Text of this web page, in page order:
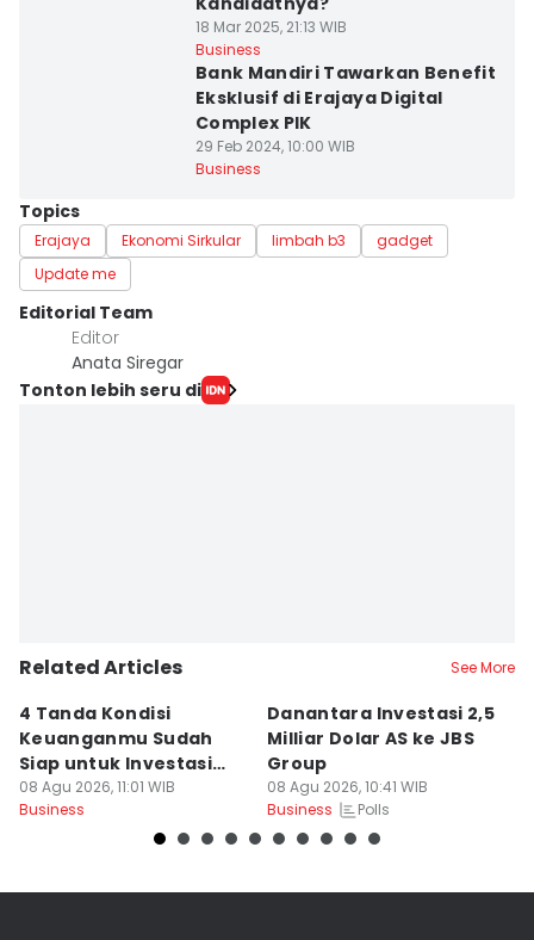
18 Mar 2025, 21:13 WIB
Business
Bank Mandiri Tawarkan Benefit
Eksklusif di Erajaya Digital
Complex PIK
29 Feb 2024, 10:00 WIB
Business
Topics
Erajaya Ekonomi Sirkular limbah b3
gadget
Update me
Editorial Team
Editor
Anata Siregar
Tonton lebih seru di
Related Articles See More
4 Tanda Kondisi
Keuanganmu Sudah
Siap untuk Investasi
Emas
08 Agu 2026, 11:01 WIB
Business
Danantara Investasi 2,5
Milliar Dolar AS ke JBS
Group
08 Agu 2026, 10:41 WIB
Business
Polls